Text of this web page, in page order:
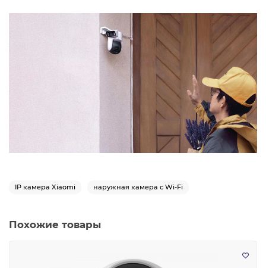
IP камера Xiaomi наружная камера с Wi-Fi
Похожие товары